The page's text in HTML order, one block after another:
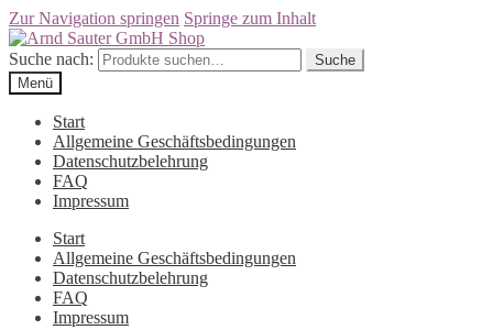
Zur Navigation springen Springe zum Inhalt
Suche nach:
Suche
Menü
Start
Allgemeine Geschäftsbedingungen
Datenschutzbelehrung
FAQ
Impressum
Start
Allgemeine Geschäftsbedingungen
Datenschutzbelehrung
FAQ
Impressum